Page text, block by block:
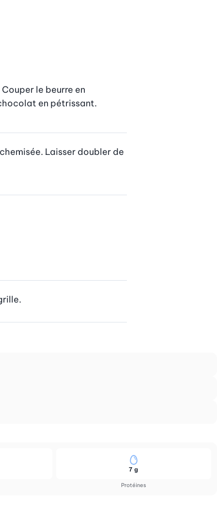
le beurre en
en pétrissant.
Laisser doubler de
Protéines
7 g